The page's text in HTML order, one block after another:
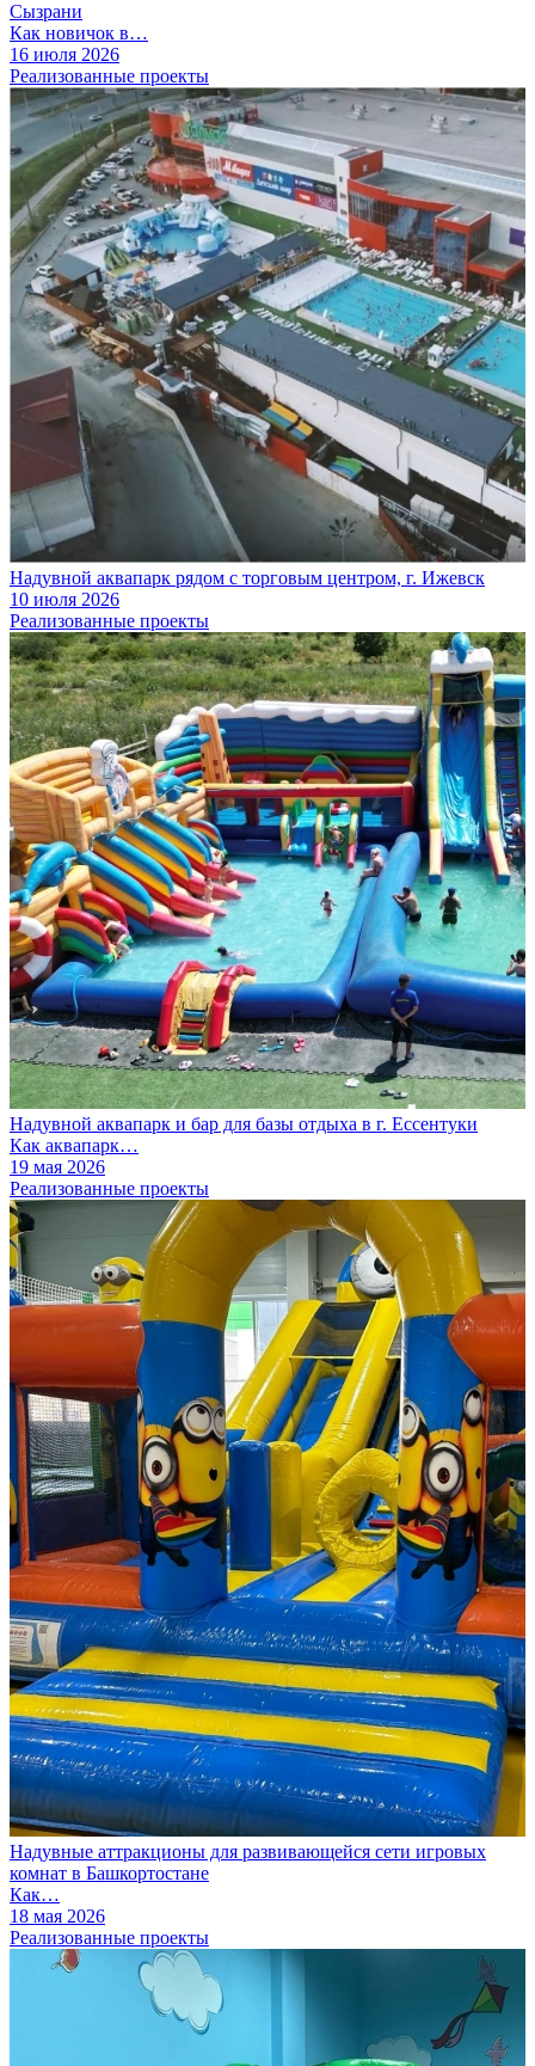
Сызрани
Как новичок в…
16 июля 2026
Реализованные проекты
Надувной аквапарк рядом с торговым центром, г. Ижевск
10 июля 2026
Реализованные проекты
Надувной аквапарк и бар для базы отдыха в г. Ессентуки
Как аквапарк…
19 мая 2026
Реализованные проекты
Надувные аттракционы для развивающейся сети игровых
комнат в Башкортостане
Как…
18 мая 2026
Реализованные проекты